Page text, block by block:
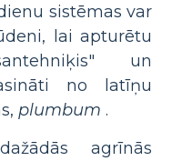
sistēmas var
lai apturētu
un
no latīņu
plumbum .
agrīnās